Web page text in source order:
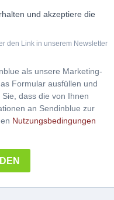
mittel bis versiert
den Warenkorb
und akzeptiere die
den Link in unserem Newsletter
als unsere Marketing-
Formular ausfüllen und
dass die von Ihnen
an Sendinblue zur
Nutzungsbedingungen